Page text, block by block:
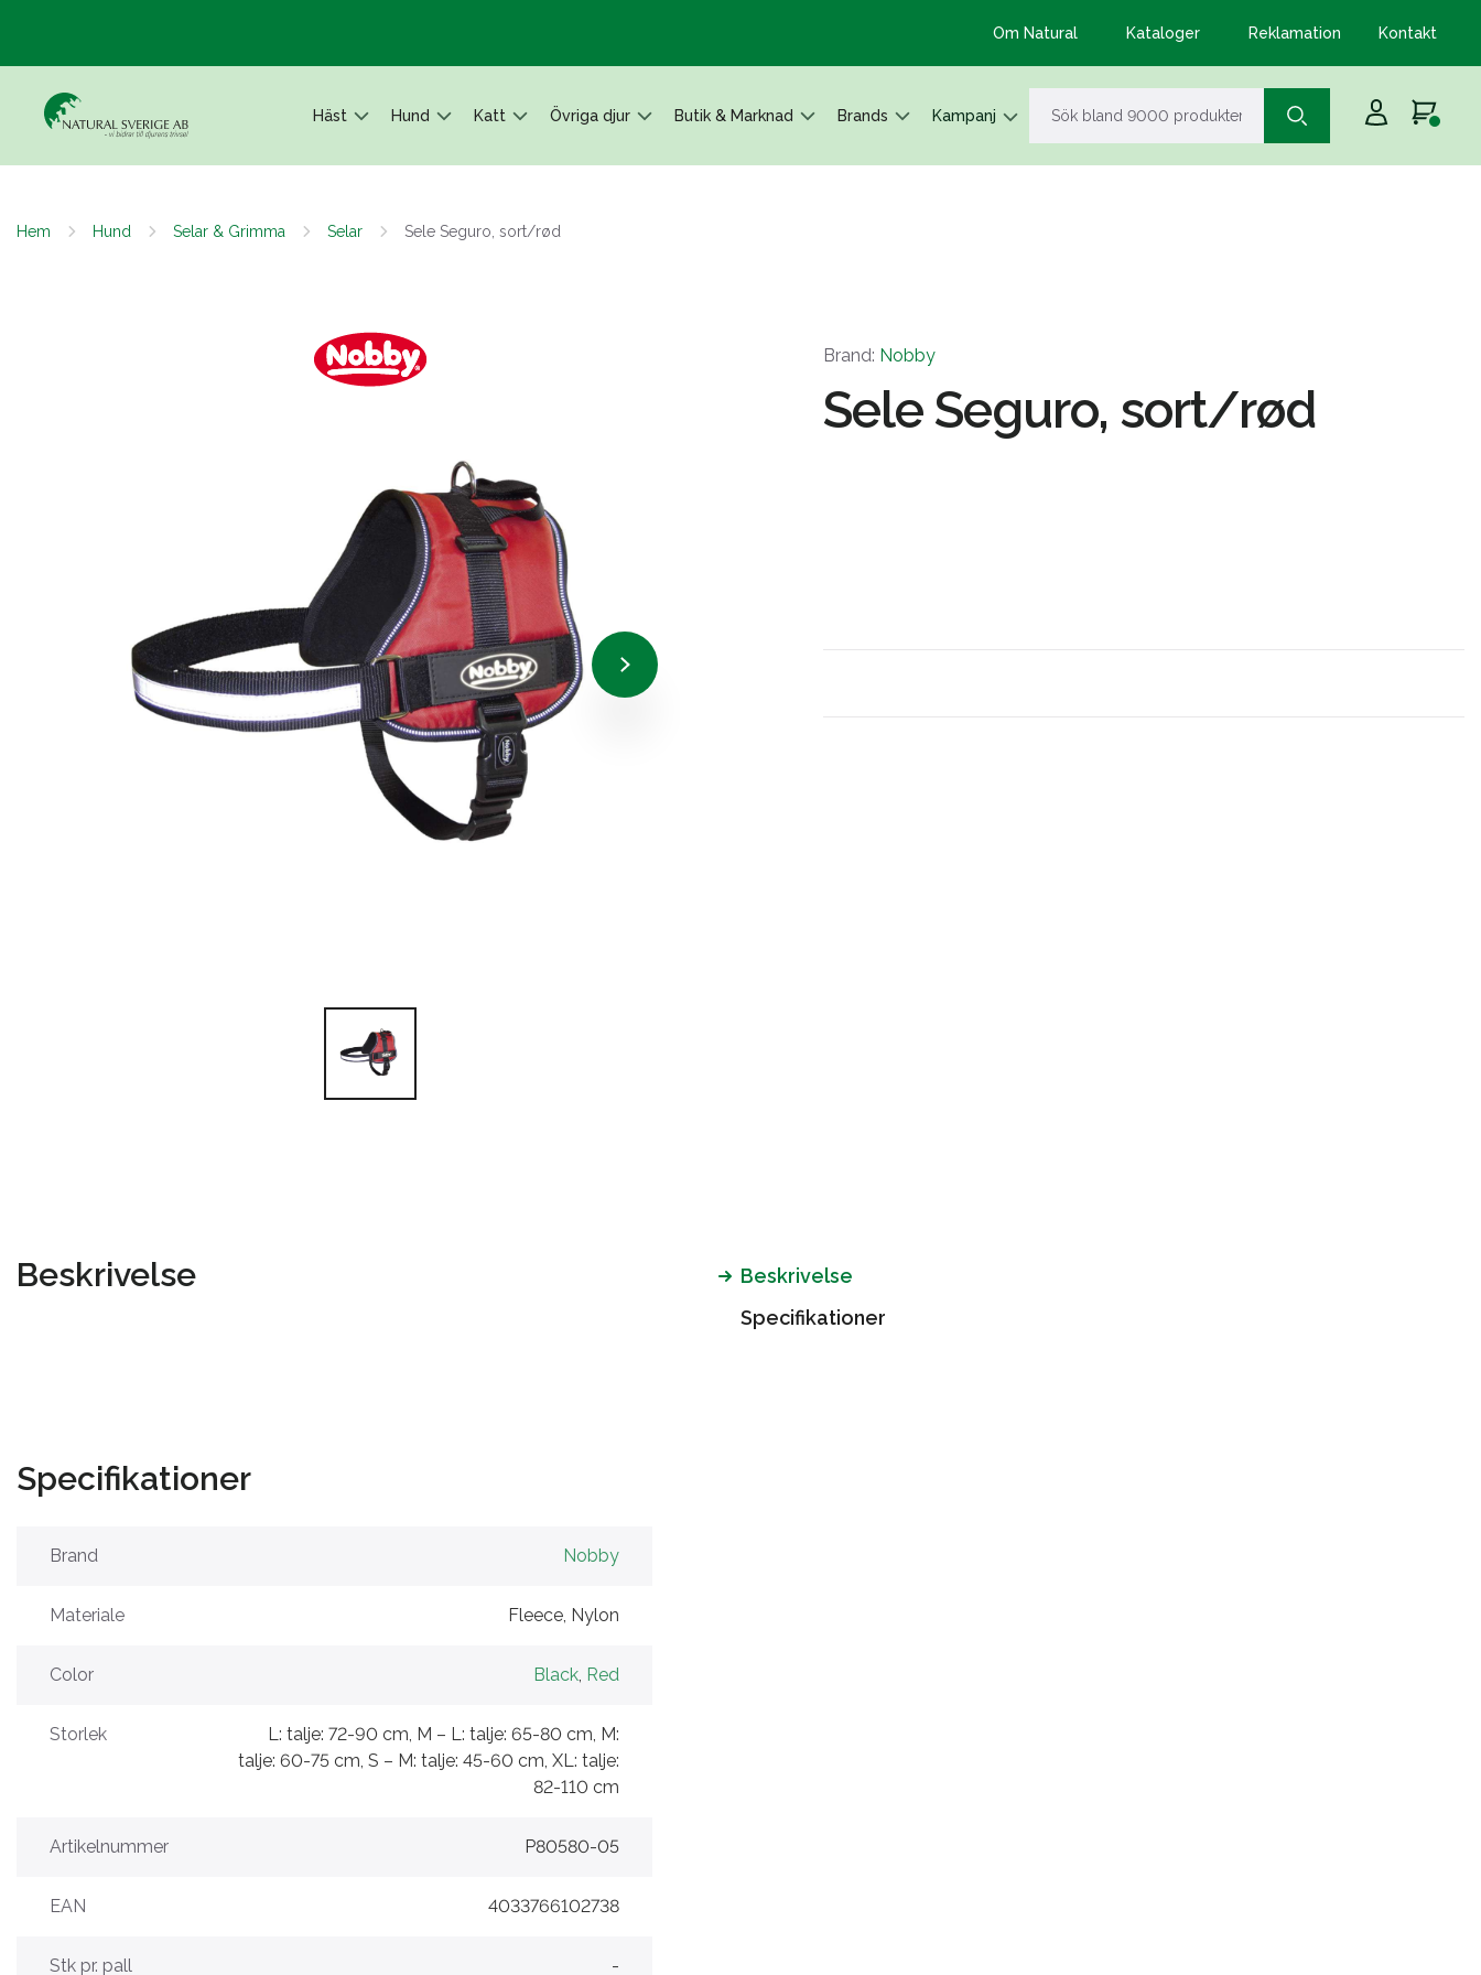
Om Natural Kataloger Reklamation Kontakt
Häst Hund Katt Övriga djur Butik & Marknad Brands Kampanj
Hem Hund Selar & Grimma Selar Sele Seguro, sort/rød
Brand: Nobby
Sele Seguro, sort/rød
Beskrivelse
Specifikationer
Brand Nobby
Materiale Fleece, Nylon
Color Black, Red
Storlek
L: talje: 72-90 cm, M – L: talje: 65-80 cm, M:
talje: 60-75 cm, S – M: talje: 45-60 cm, XL: talje:
82-110 cm
Artikelnummer P80580-05
EAN 4033766102738
Stk pr. pall -
Beskrivelse
Specifikationer